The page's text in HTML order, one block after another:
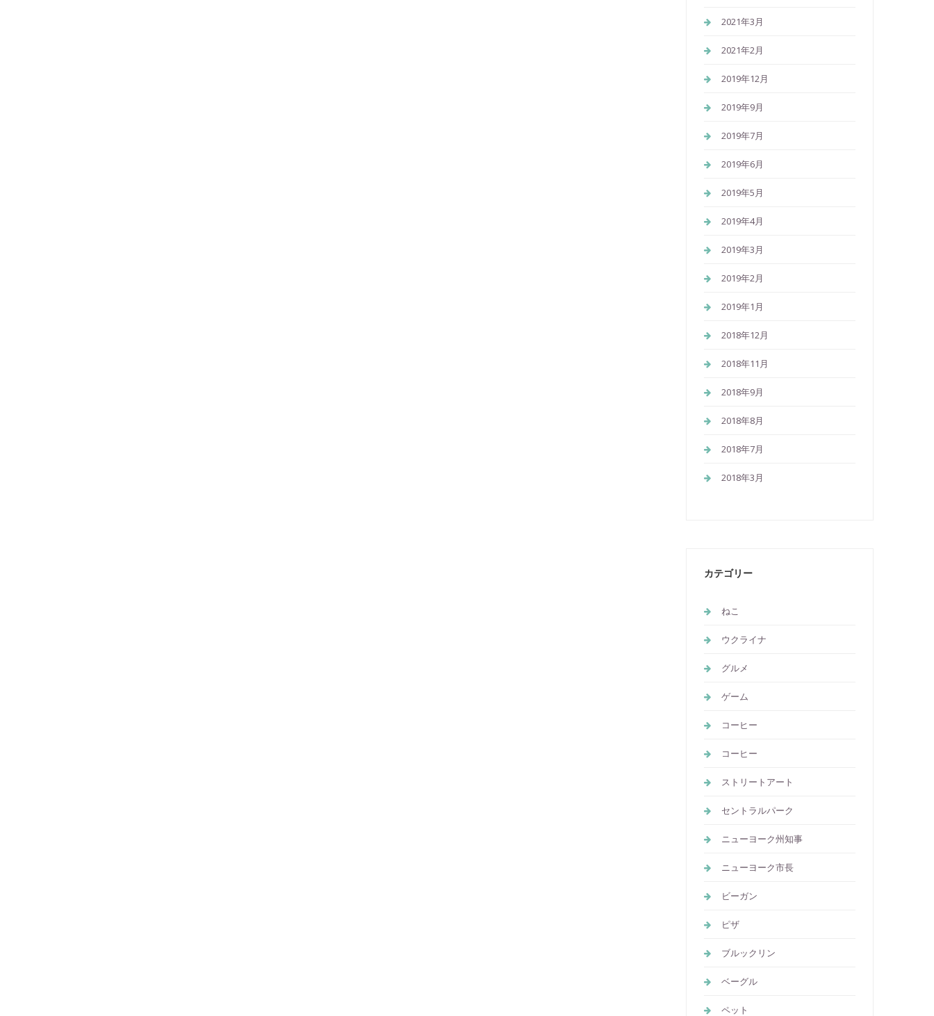
2021年3月
2021年2月
2019年12月
2019年9月
2019年7月
2019年6月
2019年5月
2019年4月
2019年3月
2019年2月
2019年1月
2018年12月
2018年11月
2018年9月
2018年8月
2018年7月
2018年3月
カテゴリー
ねこ
ウクライナ
グルメ
ゲーム
コーヒー
コーヒー
ストリートアート
セントラルパーク
ニューヨーク州知事
ニューヨーク市長
ビーガン
ピザ
ブルックリン
ベーグル
ペット